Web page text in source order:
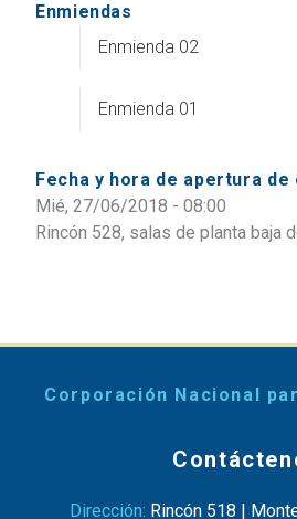
Enmiendas
Enmienda 02
Enmienda 01
Fecha y hora de apertura
Mié, 27/06/2018 - 08:00
Rincón 528, salas de planta baja
Corporación Nacional
Dirección: Rincón 518 |